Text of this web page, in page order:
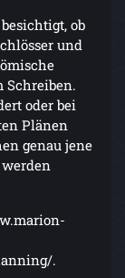
ob
und
Schreiben.
oder bei
Plänen
genau jene
.